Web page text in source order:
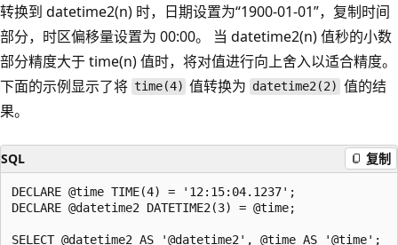
转换到 datetime2(n) 时，日期设置为“1900-01-01”，复制时间
部分，时区偏移量设置为 00:00。 当 datetime2(n) 值秒的小数
部分精度大于 time(n) 值时，将对值进行向上舍入以适合精度。
下面的示例显示了将 time(4) 值转换为 datetime2(2) 值的结
果。
SQL 复制
DECLARE @time TIME(4) = '12:15:04.1237';
DECLARE @datetime2 DATETIME2(3) = @time;